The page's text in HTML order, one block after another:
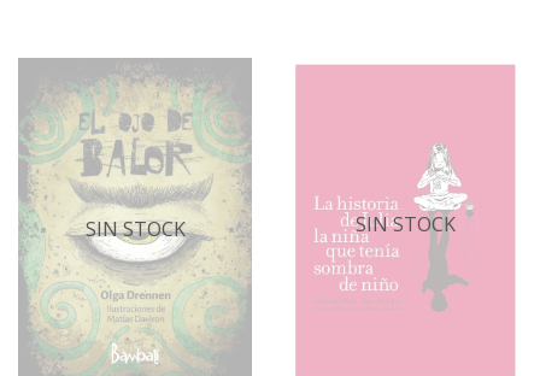
SIN STOCK SIN STOCK